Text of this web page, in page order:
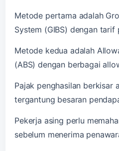
Metode pertama adalah
System (GIBS) dengan tarif
Metode kedua adalah
(ABS) dengan berbagai
Pajak penghasilan berkisar
tergantung besaran
Pekerja asing perlu
sebelum menerima